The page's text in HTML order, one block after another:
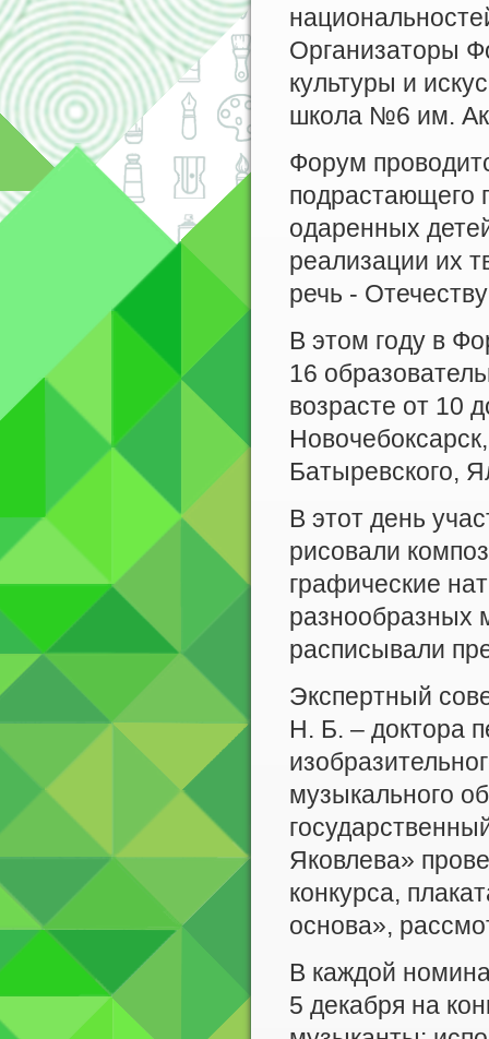
Организаторы
культуры и
школа №6 им.
Форум
подрастающего
одаренных
реализации их
речь -
В этом году в
16
возрасте от 10
Батыревского,
В этот день
рисовали
графические
разнообразных
расписывали
Экспертный
Н. Б. – доктора
музыкального
Яковлева»
конкурса,
основа»,
В каждой
5 декабря на